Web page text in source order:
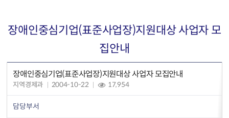
장애인중심기업(표준사업장)지원대상 사업자 모
집안내
장애인중심기업(표준사업장)지원대상 사업자 모집안내
지역경제과 2004-10-22 17,954
담당부서